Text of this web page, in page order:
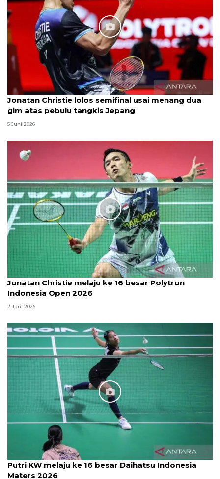
Jonatan Christie lolos semifinal usai menang dua
gim atas pebulu tangkis Jepang
5 Juni 2026
Jonatan Christie melaju ke 16 besar Polytron
Indonesia Open 2026
2 Juni 2026
Putri KW melaju ke 16 besar Daihatsu Indonesia
Maters 2026